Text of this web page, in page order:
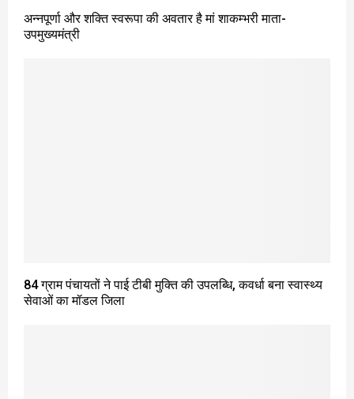
अन्नपूर्णा और शक्ति स्वरूपा की अवतार है मां शाकम्भरी माता-
उपमुख्यमंत्री
84 ग्राम पंचायतों ने पाई टीबी मुक्ति की उपलब्धि, कवर्धा बना स्वास्थ्य
सेवाओं का मॉडल जिला